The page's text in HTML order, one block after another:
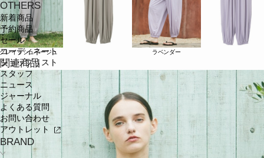
OTHERS
新着商品
予約商品
セール
コーディネート
ショップリスト
スタッフ
ニュース
ジャーナル
よくある質問
お問い合わせ
アウトレット
BRAND
レイッシュベージュ ラベンダー
関連商品